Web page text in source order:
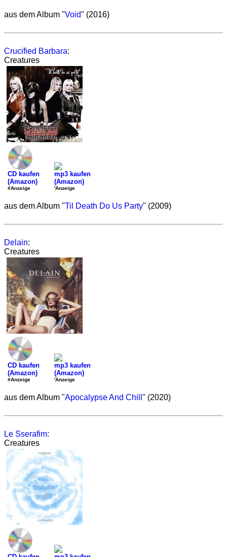
aus dem Album "Void" (2016)
Crucified Barbara:
Creatures
CD kaufen
(Amazon)
#Anzeige
mp3 kaufen
(Amazon)
'Anzeige
aus dem Album "Til Death Do Us Party" (2009)
Delain:
Creatures
CD kaufen
(Amazon)
#Anzeige
mp3 kaufen
(Amazon)
'Anzeige
aus dem Album "Apocalypse And Chill " (2020)
Le Sserafim:
Creatures